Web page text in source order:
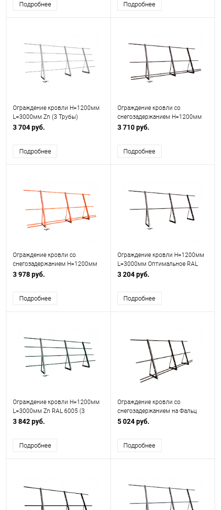
Подробнее Подробнее
Ограждение кровли H=1200мм
L=3000мм Zn (3 Трубы)
3 704 руб.
Подробнее
Ограждение кровли со
снегозадержанием H=1200мм
L=3000мм Эконом RAL 8017
3 710 руб.
Подробнее
Ограждение кровли со
снегозадержанием H=1200мм
L=3000мм Оптимальное RAL
3 978 руб.
Подробнее
Ограждение кровли H=1200мм
L=3000мм Оптимальное RAL
8017
3 204 руб.
Подробнее
Ограждение кровли H=1200мм
L=3000мм Zn RAL 6005 (3
Трубы)
3 842 руб.
Подробнее
Ограждение кровли со
снегозадержанием на Фальц
H=1200мм L=3000мм Zn RAL
5 024 руб.
Подробнее